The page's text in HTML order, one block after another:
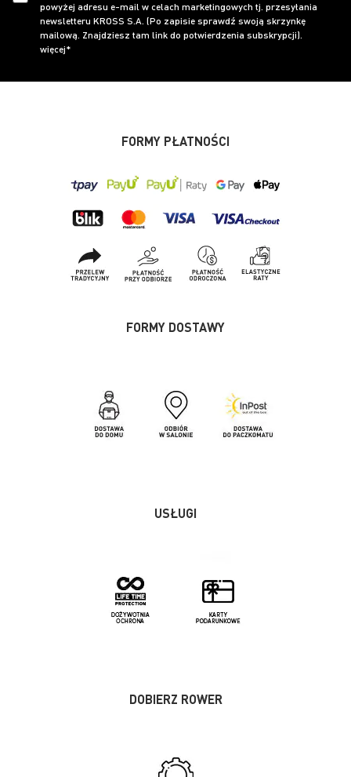
powyżej adresu e-mail w celach marketingowych tj. przesyłania
newsletteru KROSS S.A. (Po zapisie sprawdź swoją skrzynkę
mailową. Znajdziesz tam link do potwierdzenia subskrypcji).
więcej*
FORMY PŁATNOŚCI
FORMY DOSTAWY
USŁUGI
DOBIERZ ROWER